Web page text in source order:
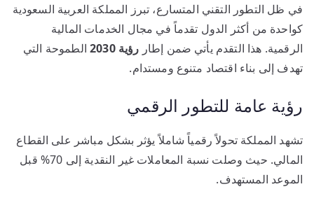
في ظل التطور التقني المتسارع، تبرز المملكة العربية السعودية
كواحدة من أكثر الدول تقدماً في مجال الخدمات المالية
الرقمية. هذا التقدم يأتي ضمن إطار رؤية 2030
الطموحة التي
تهدف إلى بناء اقتصاد متنوع ومستدام.
رؤية عامة للتطور الرقمي
تشهد المملكة تحولاً رقمياً شاملاً يؤثر بشكل مباشر على القطاع
المالي. حيث وصلت نسبة المعاملات غير النقدية إلى 70% قبل
الموعد المستهدف.